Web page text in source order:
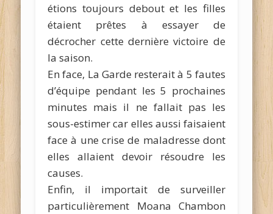
étions toujours debout et les filles
étaient prêtes à essayer de
décrocher cette dernière victoire de
la saison.
En face, La Garde resterait à 5 fautes
d’équipe pendant les 5 prochaines
minutes mais il ne fallait pas les
sous-estimer car elles aussi faisaient
face à une crise de maladresse dont
elles allaient devoir résoudre les
causes.
Enfin, il importait de surveiller
particulièrement Moana Chambon